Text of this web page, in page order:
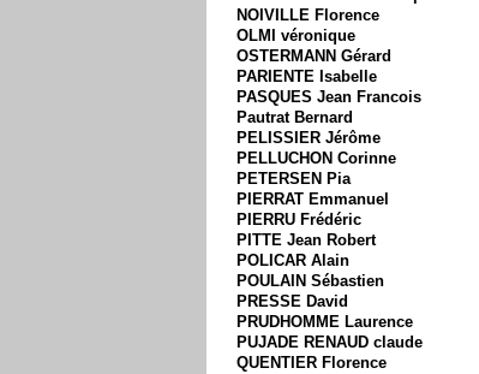
NOIVILLE Florence
OLMI véronique
OSTERMANN Gérard
PARIENTE Isabelle
PASQUES Jean Francois
Pautrat Bernard
PELISSIER Jérôme
PELLUCHON Corinne
PETERSEN Pia
PIERRAT Emmanuel
PIERRU Frédéric
PITTE Jean Robert
POLICAR Alain
POULAIN Sébastien
PRESSE David
PRUDHOMME Laurence
PUJADE RENAUD claude
QUENTIER Florence